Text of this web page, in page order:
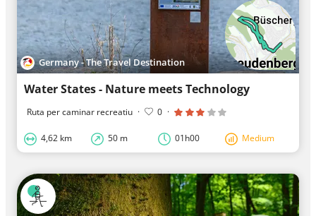
Germany - The Travel Destination
Water States - Nature meets Technology
Ruta per caminar recreatiu · 0 ·
4,62 km 50 m 01h00 Medium